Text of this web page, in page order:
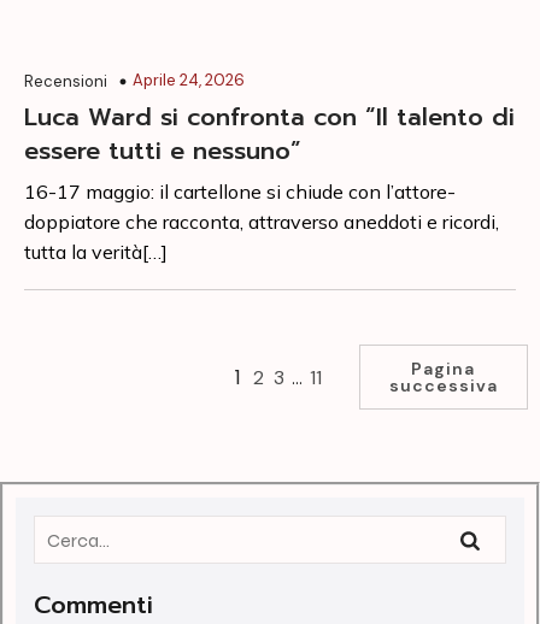
Recensioni Aprile 24, 2026
Luca Ward si confronta con “Il talento di
essere tutti e nessuno”
16-17 maggio: il cartellone si chiude con l’attore-
doppiatore che racconta, attraverso aneddoti e ricordi,
tutta la verità[…]
1 2 3 … 11 Pagina
successiva
Commenti